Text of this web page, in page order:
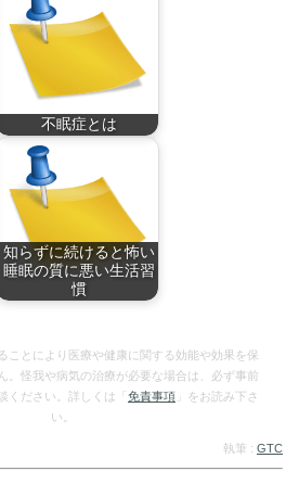
り…
不眠症とは
不眠症とは、人間の
体…
知らずに続けると怖い
睡眠の質に悪い生活習
慣
ことにより医療や健康に関する効能や効果を保
。怪我や病気の治療が必要な場合は、必ず事前
ください。詳しくは「 免責事項 」をお読み下さ
い。
執筆 : GTC